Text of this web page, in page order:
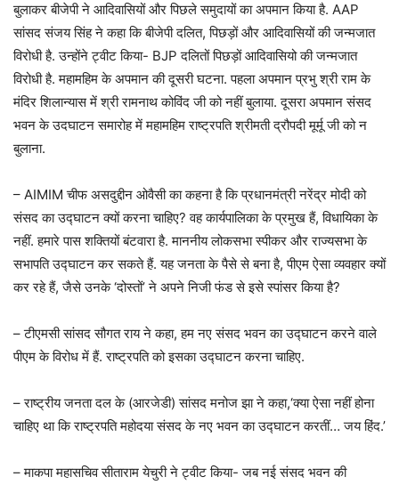
बुलाकर बीजेपी ने आदिवासियों और पिछले समुदायों का अपमान किया है. AAP
सांसद संजय सिंह ने कहा कि बीजेपी दलित, पिछड़ों और आदिवासियों की जन्मजात
विरोधी है. उन्होंने ट्वीट किया- BJP दलितों पिछड़ों आदिवासियो की जन्मजात
विरोधी है. महामहिम के अपमान की दूसरी घटना. पहला अपमान प्रभु श्री राम के
मंदिर शिलान्यास में श्री रामनाथ कोविंद जी को नहीं बुलाया. दूसरा अपमान संसद
भवन के उदघाटन समारोह में महामहिम राष्ट्रपति श्रीमती द्रौपदी मूर्मू जी को न
बुलाना.
– AIMIM चीफ असदुद्दीन ओवैसी का कहना है कि प्रधानमंत्री नरेंद्र मोदी को
संसद का उद्घाटन क्यों करना चाहिए? वह कार्यपालिका के प्रमुख हैं, विधायिका के
नहीं. हमारे पास शक्तियों बंटवारा है. माननीय लोकसभा स्पीकर और राज्यसभा के
सभापति उद्घाटन कर सकते हैं. यह जनता के पैसे से बना है, पीएम ऐसा व्यवहार क्यों
कर रहे हैं, जैसे उनके ‘दोस्तों’ ने अपने निजी फंड से इसे स्पांसर किया है?
– टीएमसी सांसद सौगत राय ने कहा, हम नए संसद भवन का उद्घाटन करने वाले
पीएम के विरोध में हैं. राष्ट्रपति को इसका उद्घाटन करना चाहिए.
– राष्ट्रीय जनता दल के (आरजेडी) सांसद मनोज झा ने कहा,‘क्या ऐसा नहीं होना
चाहिए था कि राष्ट्रपति महोदया संसद के नए भवन का उद्घाटन करतीं… जय हिंद.’
– माकपा महासचिव सीताराम येचुरी ने ट्वीट किया- जब नई संसद भवन की